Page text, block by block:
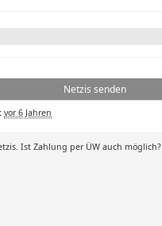
Netzis senden
vor 6 Jahren
Ist Zahlung per ÜW auch möglich?